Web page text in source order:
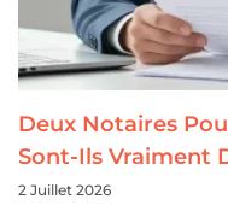
Deux Notaires
Sont-Ils Vraiment
2 Juillet 2026